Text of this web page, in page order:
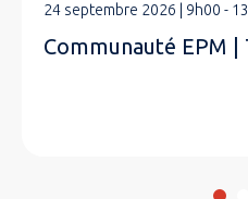
24 septembre 2026 | 9h00 -
Communauté EPM |